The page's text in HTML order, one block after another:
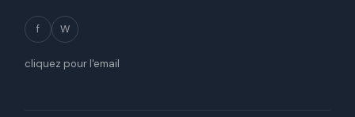
f W
cliquez pour l'email